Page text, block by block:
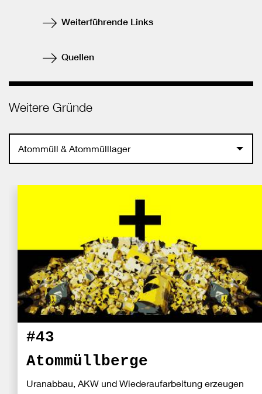
teilen
Weiterführende Links
Quellen
Weitere Gründe
Atommüll & Atommülllager
#43
Atommüllberge
Uranabbau, AKW und Wiederaufarbeitung erzeugen